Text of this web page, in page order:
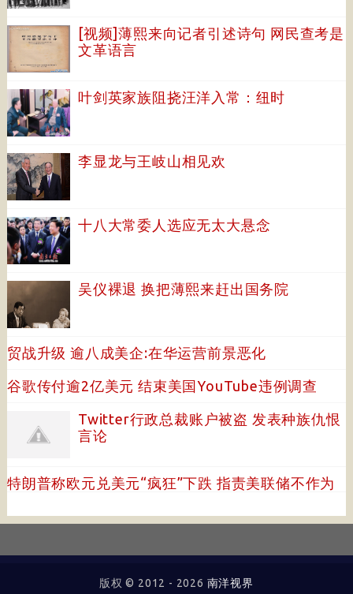
[视频]薄熙来向记者引述诗句 网民查考是
文革语言
叶剑英家族阻挠汪洋入常：纽时
李显龙与王岐山相见欢
十八大常委人选应无太大悬念
吴仪裸退 换把薄熙来赶出国务院
贸战升级 逾八成美企:在华运营前景恶化
谷歌传付逾2亿美元 结束美国YouTube违例调查
Twitter行政总裁账户被盗 发表种族仇恨
言论
特朗普称欧元兑美元“疯狂”下跌 指责美联储不作为
版权 © 2012 - 2026 南洋视界